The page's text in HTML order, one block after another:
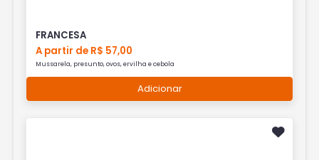
FRANCESA
A partir de R$ 57,00
Mussarela, presunto, ovos, ervilha e cebola
Adicionar